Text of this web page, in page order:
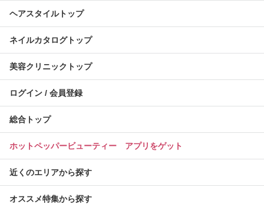
ヘアスタイルトップ
ネイルカタログトップ
美容クリニックトップ
ログイン / 会員登録
総合トップ
ホットペッパービューティー アプリをゲット
近くのエリアから探す
オススメ特集から探す